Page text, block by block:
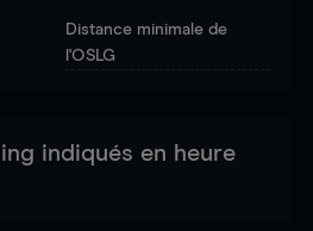
Distance minimale de
l'OSLG
indiqués en heure